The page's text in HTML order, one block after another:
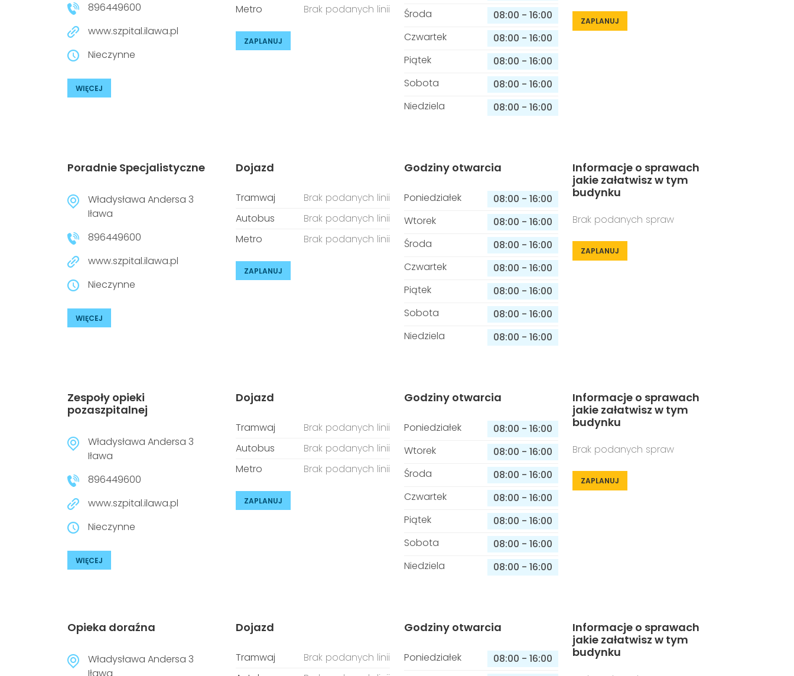
896449600
www.szpital.ilawa.pl
Nieczynne
WIĘCEJ
Metro
Brak podanych linii
ZAPLANUJ
Środa
08:00 - 16:00
Czwartek
08:00 - 16:00
Piątek
08:00 - 16:00
Sobota
08:00 - 16:00
Niedziela
08:00 - 16:00
ZAPLANUJ
Poradnie Specjalistyczne
Władysława Andersa 3
Iława
896449600
www.szpital.ilawa.pl
Nieczynne
WIĘCEJ
Dojazd
Tramwaj
Brak podanych linii
Autobus
Brak podanych linii
Metro
Brak podanych linii
ZAPLANUJ
Godziny otwarcia
Poniedziałek 08:00 - 16:00
Wtorek
08:00 - 16:00
Środa
08:00 - 16:00
Czwartek
08:00 - 16:00
Piątek
08:00 - 16:00
Sobota
08:00 - 16:00
Niedziela
08:00 - 16:00
Informacje o sprawach
jakie załatwisz w tym
budynku
Brak podanych spraw
ZAPLANUJ
Zespoły opieki
pozaszpitalnej
Władysława Andersa 3
Iława
896449600
www.szpital.ilawa.pl
Nieczynne
WIĘCEJ
Dojazd
Tramwaj
Brak podanych linii
Autobus
Brak podanych linii
Metro
Brak podanych linii
ZAPLANUJ
Godziny otwarcia
Poniedziałek 08:00 - 16:00
Wtorek
08:00 - 16:00
Środa
08:00 - 16:00
Czwartek
08:00 - 16:00
Piątek
08:00 - 16:00
Sobota
08:00 - 16:00
Niedziela
08:00 - 16:00
Informacje o sprawach
jakie załatwisz w tym
budynku
Brak podanych spraw
ZAPLANUJ
Opieka doraźna
Władysława Andersa 3
Dojazd
Tramwaj
Brak podanych linii
Godziny otwarcia
Poniedziałek 08:00 - 16:00
Informacje o sprawach
jakie załatwisz w tym
budynku